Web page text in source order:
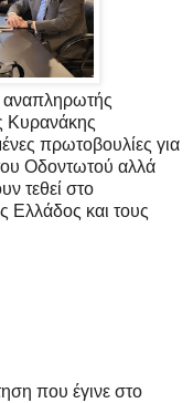
αναπληρωτής
Κυρανάκης
πρωτοβουλίες για
Οδοντωτού αλλά
τεθεί στο
Ελλάδος και τους
που έγινε στο